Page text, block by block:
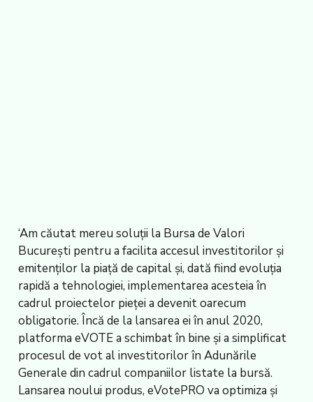
‘Am căutat mereu soluții la Bursa de Valori
București pentru a facilita accesul investitorilor și
emitenților la piață de capital și, dată fiind evoluția
rapidă a tehnologiei, implementarea acesteia în
cadrul proiectelor pieței a devenit oarecum
obligatorie. Încă de la lansarea ei în anul 2020,
platforma eVOTE a schimbat în bine și a simplificat
procesul de vot al investitorilor în Adunările
Generale din cadrul companiilor listate la bursă.
Lansarea noului produs, eVotePRO va optimiza și